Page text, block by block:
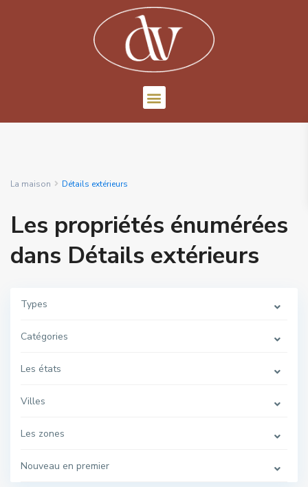
La maison Détails extérieurs
Les propriétés énumérées
dans Détails extérieurs
Types
Catégories
Les états
Villes
Les zones
Nouveau en premier